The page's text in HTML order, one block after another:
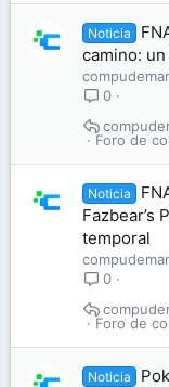
Noticia
camino:
0
Foro de
Noticia
Fazbear’s
temporal
0
Foro de
Noticia